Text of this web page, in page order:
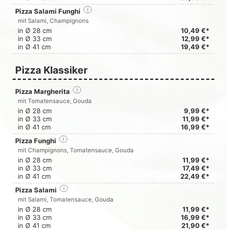
Pizza Salami Funghi
i
mit Salami, Champignons
in Ø 28 cm
10,49 €*
in Ø 33 cm
12,99 €*
in Ø 41 cm
19,49 €*
Pizza Klassiker
Pizza Margherita i
mit Tomatensauce, Gouda
in Ø 28 cm
9,99 €*
in Ø 33 cm
11,99 €*
in Ø 41 cm
16,99 €*
Pizza Funghi
i
mit Champignons, Tomatensauce, Gouda
in Ø 28 cm
11,99 €*
in Ø 33 cm
17,49 €*
in Ø 41 cm
22,49 €*
Pizza Salami
i
mit Salami, Tomatensauce, Gouda
in Ø 28 cm
11,99 €*
in Ø 33 cm
16,99 €*
in Ø 41 cm
21,90 €*